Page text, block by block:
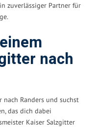
zuverlässiger Partner für
nach
Randers und suchst
das dich dabei
Kaiser Salzgitter